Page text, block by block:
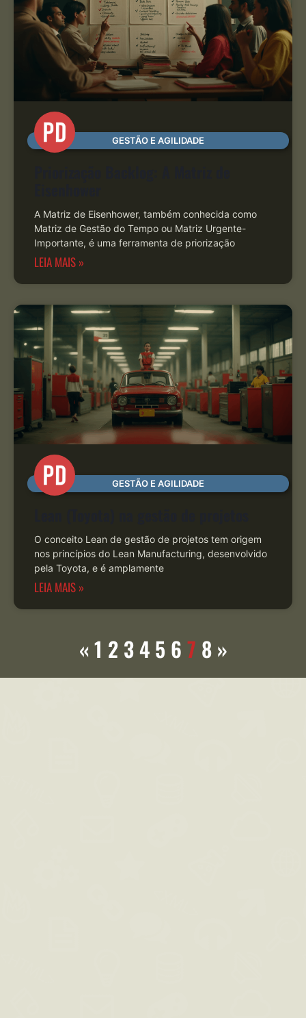
GESTÃO E AGILIDADE
A Matriz de Eisenhower, também conhecida como
Matriz de Gestão do Tempo ou Matriz Urgente-
Importante, é uma ferramenta de priorização
LEIA MAIS »
GESTÃO E AGILIDADE
O conceito Lean de gestão de projetos tem origem
nos princípios do Lean Manufacturing, desenvolvido
pela Toyota, e é amplamente
LEIA MAIS »
« 1 2 34 5 6 7 8 »